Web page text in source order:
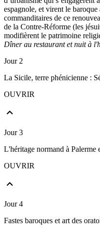
espagnole, et virent le
commanditaires de ce
de la Contre-Réforme (les
modifièrent le patrimoine
Dîner au restaurant et nuit à
Jour 2
La Sicile, terre phénicienne :
OUVRIR
Jour 3
L'héritage normand à Palerme
OUVRIR
Jour 4
Fastes baroques et art des